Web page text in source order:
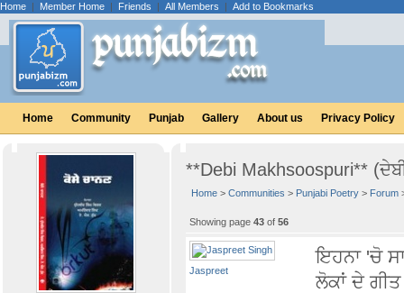
Home | Member Home | Friends | All Members | Add to Bookmarks
Home Community Punjab Gallery About us Privacy Policy
**Debi Makhsoospuri**
Home > Communities > Punjabi Poetry > Forum
Showing page 43 of 56
Jaspreet
ਇਹਨਾ 'ਚੋ
ਲੋਕਾਂ ਦੇ ਗੀਤ